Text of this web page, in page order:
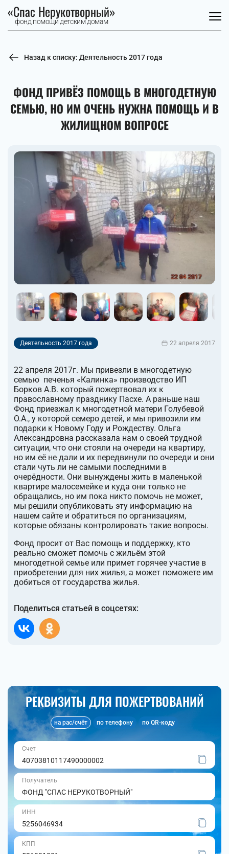
«Спас Нерукотворный»
фонд помощи детским домам
Назад к списку: Деятельность 2017 года
ФОНД ПРИВЁЗ ПОМОЩЬ В МНОГОДЕТНУЮ
СЕМЬЮ, НО ИМ ОЧЕНЬ НУЖНА ПОМОЩЬ И В
ЖИЛИЩНОМ ВОПРОСЕ
Деятельность 2017 года 22 апреля 2017
22 апреля 2017г. Мы привезли в многодетную
семью печенья «Калинка» производство ИП
Борков А.В. который пожертвовал их к
православному празднику Пасхе. А раньше наш
Фонд приезжал к многодетной матери Голубевой
О.А., у которой семеро детей, и мы привозили им
подарки к Новому Году и Рождеству. Ольга
Александровна рассказала нам о своей трудной
ситуации, что они стояли на очереди на квартиру,
но им её не дали и их передвинули по очереди и они
стали чуть ли не самыми последними в
очерёдности. Они вынуждены жить в маленькой
квартире малосемейке и куда они только не
обращались, но им пока никто помочь не может,
мы решили опубликовать эту информацию на
нашем сайте и обратиться по организациям,
которые обязаны контролировать такие вопросы.
Фонд просит от Вас помощь и поддержку, кто
реально сможет помочь с жильём этой
многодетной семье или примет горячее участие в
приобретении для них жилья, а может поможете им
добиться от государства жилья.
Поделиться статьей в соцсетях:
РЕКВИЗИТЫ ДЛЯ ПОЖЕРТВОВАНИЙ
на рас/счёт по телефону по QR-коду
Счет
40703810117490000002
Получатель
ФОНД "СПАС НЕРУКОТВОРНЫЙ"
ИНН
5256046934
КПП